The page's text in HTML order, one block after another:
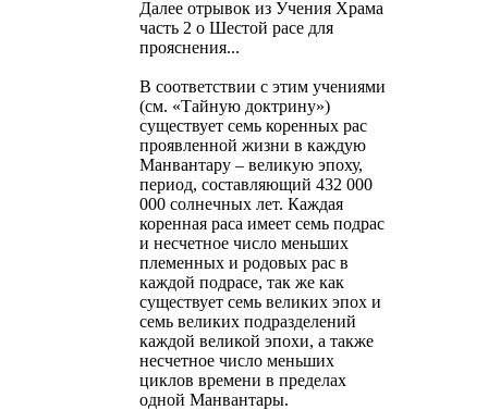
Далее отрывок из Учения Храма
часть 2 о Шестой расе для
прояснения...
В соответствии с этим учениями
(см. «Тайную доктрину»)
существует семь коренных рас
проявленной жизни в каждую
Манвантару – великую эпоху,
период, составляющий 432 000
000 солнечных лет. Каждая
коренная раса имеет семь подрас
и несчетное число меньших
племенных и родовых рас в
каждой подрасе, так же как
существует семь великих эпох и
семь великих подразделений
каждой великой эпохи, а также
несчетное число меньших
циклов времени в пределах
одной Манвантары.